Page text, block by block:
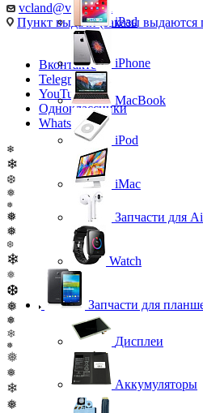
vcland@vcland.ru
Пункт выдачи (заказы выдаются
Вконтакте
Telegram
YouTube
Одноклассники
WhatsApp
❄
❄
❆
❅
❅
❅
❅
❆
❄
❅
❆
❅
❅
❄
❅
❅
❅
❄
❅
iPad
iPhone
MacBook
iPod
iMac
Запчасти для
Watch
Запчасти для
Дисплеи
Аккумуляторы